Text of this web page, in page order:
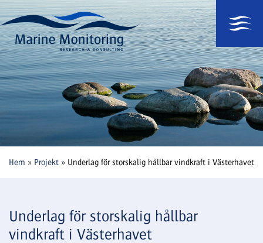
Hem » Projekt » Underlag för storskalig hållbar vindkraft i Västerhavet
Underlag för storskalig hållbar
vindkraft i Västerhavet